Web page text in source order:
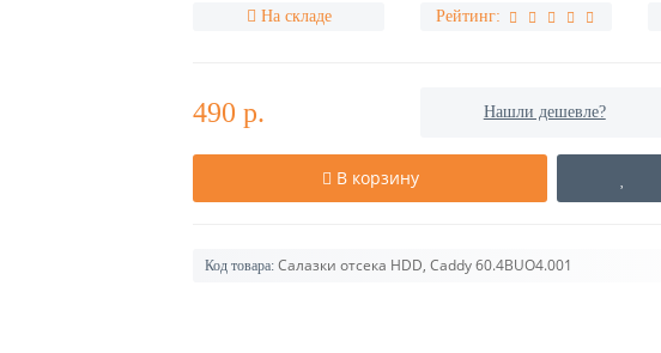
На складе Рейтинг:
490 р. Нашли дешевле?
В корзину
Код товара: Салазки отсека HDD, Caddy 60.4BUO4.001